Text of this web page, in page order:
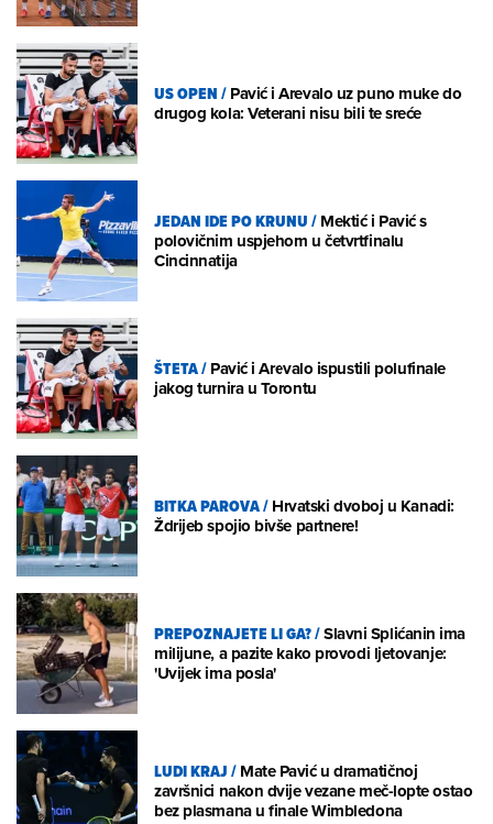
US OPEN/Pavić i Arevalo uz puno muke do
drugog kola: Veterani nisu bili te sreće
JEDAN IDE PO KRUNU/Mektić i Pavić s
polovičnim uspjehom u četvrtfinalu
Cincinnatija
ŠTETA/Pavić i Arevalo ispustili polufinale
jakog turnira u Torontu
BITKA PAROVA/Hrvatski dvoboj u Kanadi:
Ždrijeb spojio bivše partnere!
PREPOZNAJETE LI GA?/Slavni Splićanin ima
milijune, a pazite kako provodi ljetovanje:
'Uvijek ima posla'
LUDI KRAJ/Mate Pavić u dramatičnoj
završnici nakon dvije vezane meč-lopte ostao
bez plasmana u finale Wimbledona